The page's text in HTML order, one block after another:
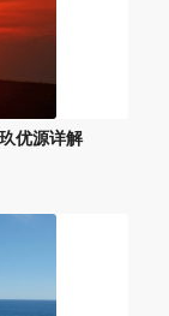
优源详解